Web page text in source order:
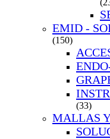
EMID -
(150)
(33)
MALLAS